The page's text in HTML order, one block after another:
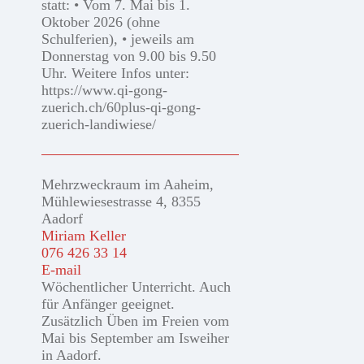
statt: • Vom 7. Mai bis 1.
Oktober 2026 (ohne
Schulferien), • jeweils am
Donnerstag von 9.00 bis 9.50
Uhr. Weitere Infos unter:
https://www.qi-gong-
zuerich.ch/60plus-qi-gong-
zuerich-landiwiese/
Mehrzweckraum im Aaheim,
Mühlewiesestrasse 4, 8355
Aadorf
Miriam Keller
076 426 33 14
E-mail
Wöchentlicher Unterricht. Auch
für Anfänger geeignet.
Zusätzlich Üben im Freien vom
Mai bis September am Isweiher
in Aadorf.